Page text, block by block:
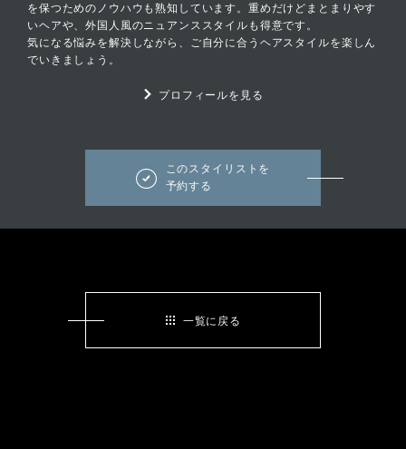
を保つためのノウハウも熟知しています。重めだけどまとまりやす
いヘアや、外国人風のニュアンススタイルも得意です。
気になる悩みを解決しながら、ご自分に合うヘアスタイルを楽しん
でいきましょう。
プロフィールを見る
このスタイリストを
予約する
一覧に戻る